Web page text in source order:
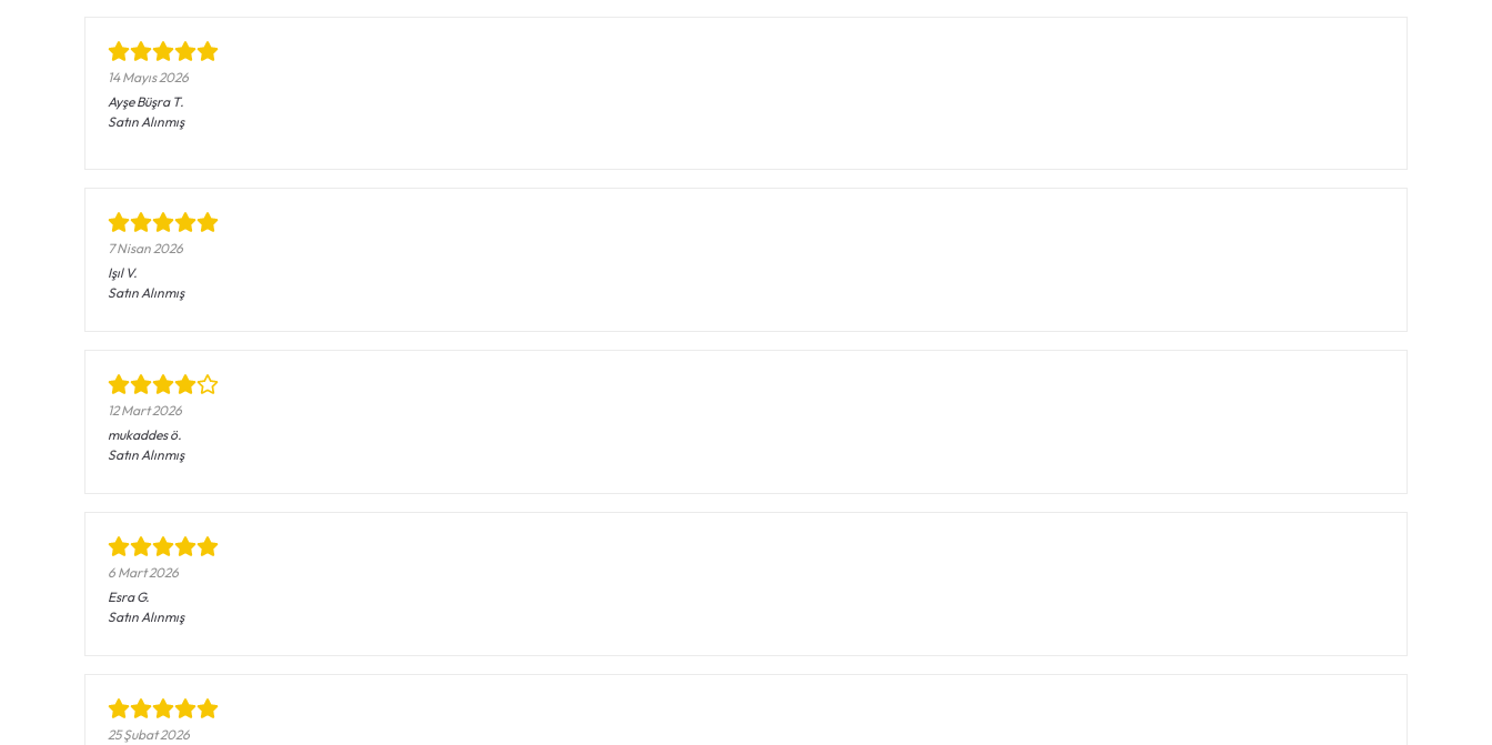
14 Mayıs 2026
Ayşe Büşra T.
Satın Alınmış
7 Nisan 2026
Işıl V.
Satın Alınmış
12 Mart 2026
mukaddes ö.
Satın Alınmış
6 Mart 2026
Esra G.
Satın Alınmış
25 Şubat 2026